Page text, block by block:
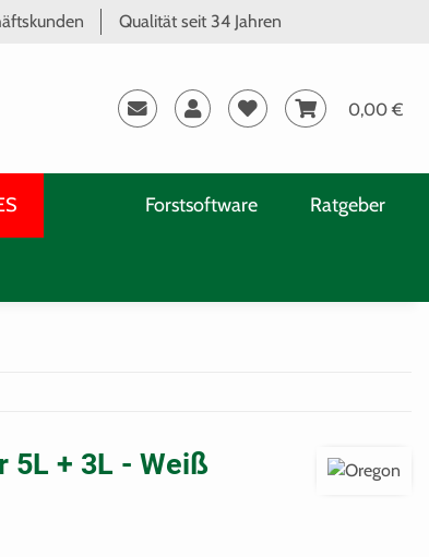
Qualität seit 34 Jahren
0,00 €
Forstsoftware Ratgeber
5L + 3L - Weiß